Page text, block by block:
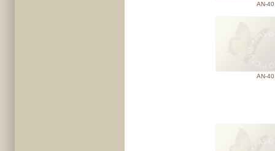
AN-
AN-